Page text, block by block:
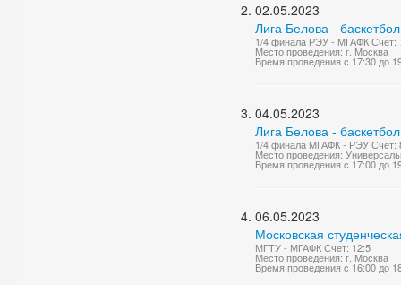
02.05.2023
Лига Белова -
1/4 финала РЭУ - МГАФК Счет:
Место проведения: г. Москва
Время проведения с 17:30 до
04.05.2023
Лига Белова -
1/4 финала МГАФК - РЭУ Счет:
Место проведения:
Время проведения с 17:00 до
06.05.2023
Московская
МГТУ - МГАФК Счет: 12:5
Место проведения: г. Москва
Время проведения с 16:00 до